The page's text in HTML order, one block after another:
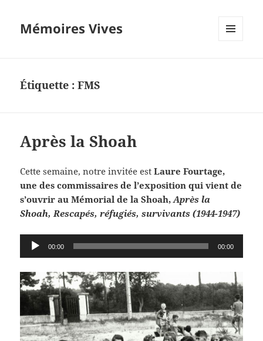
Mémoires Vives
Étiquette :FMS
Après la Shoah
Cette semaine, notre invitée estLaure Fourtage,
une des commissaires de l’exposition qui vient de
s’ouvrir au Mémorial de la Shoah,Après la
Shoah, Rescapés, réfugiés, survivants (1944-1947)
Lecteur
audio
00:00 00:00